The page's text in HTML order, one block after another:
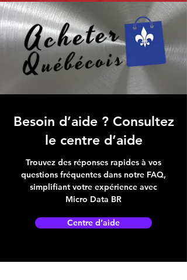
Besoin d’aide ? Consultez
le centre d’aide
Trouvez des réponses rapides à vos
questions fréquentes dans notre FAQ,
simplifiant votre expérience avec
Micro Data BR
Centre d’aide